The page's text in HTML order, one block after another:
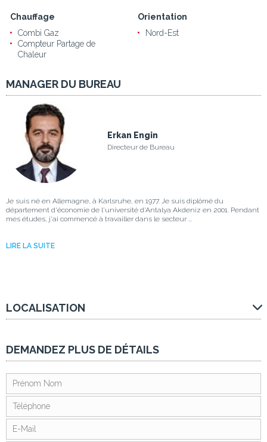
Chauffage
Combi Gaz
Compteur Partage de
Chaleur
Orientation
Nord-Est
MANAGER DU BUREAU
Erkan Engin
Directeur de Bureau
Je suis né en Allemagne, à Karlsruhe, en 1977. Je suis diplômé du
département d'économie de l'université d'Antalya Akdeniz en 2001. Pendant
mes études, j'ai commencé à travailler dans le secteur ...
LIRE LA SUITE
LOCALISATION
DEMANDEZ PLUS DE DÉTAILS